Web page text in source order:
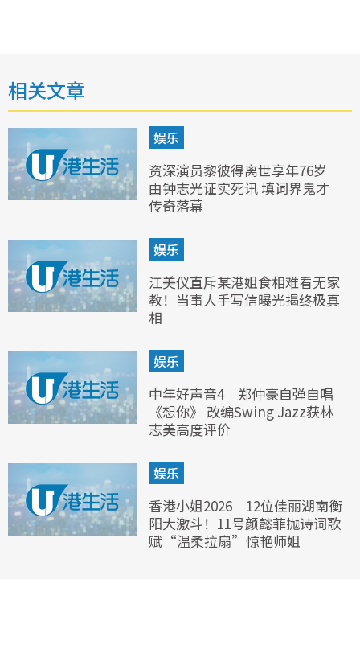
相关文章
娱乐
资深演员黎彼得离世享年76岁
由钟志光证实死讯 填词界鬼才
传奇落幕
娱乐
江美仪直斥某港姐食相难看无家
教！当事人手写信曝光揭终极真
相
娱乐
中年好声音4｜郑仲豪自弹自唱
《想你》 改编Swing Jazz获林
志美高度评价
娱乐
香港小姐2026｜12位佳丽湖南衡
阳大激斗！11号颜懿菲抛诗词歌
赋“温柔拉扇”惊艳师姐